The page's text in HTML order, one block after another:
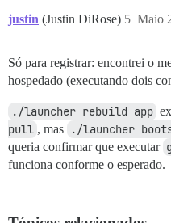
justin (Justin DiRose) Maio
5
Só para registrar: encontrei o
hospedado (executando dois
./launcher rebuild app
pull , mas ./launcher
queria confirmar que executar
funciona conforme o esperado.